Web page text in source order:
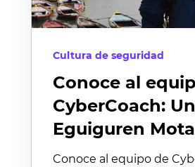
Cultura de seguridad
Conoce al
CyberCoach:
Eguiguren Mota
Conoce al equipo de